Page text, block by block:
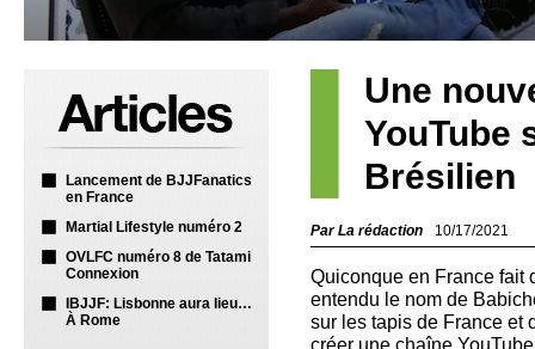
Lancement de BJJFanatics
en France
Martial Lifestyle numéro 2
OVLFC numéro 8 de Tatami
Connexion
IBJJF: Lisbonne aura lieu…
À Rome
Une
YouTube
Brésilien
Par La rédaction 10/17/2021
Quiconque en France fait
entendu le nom de
sur les tapis de France et
créer une chaîne